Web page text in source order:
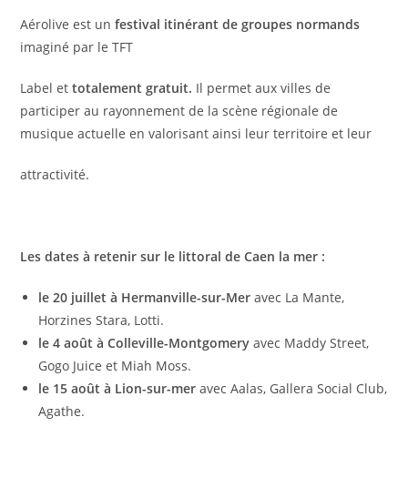
Aérolive est unfestival itinérant de groupes normands
imaginé par le TFT
Label ettotalement gratuit. Il permet aux villes de
participer au rayonnement de la scène régionale de
musique actuelle en valorisant ainsi leur territoire et leur
attractivité.
Les dates à retenir sur le littoral de Caen la mer :
le 20 juillet à Hermanville-sur-Meravec La Mante,
Horzines Stara, Lotti.
le 4 août à Colleville-Montgomeryavec Maddy Street,
Gogo Juice et Miah Moss.
le 15 août à Lion-sur-meravec Aalas, Gallera Social Club,
Agathe.